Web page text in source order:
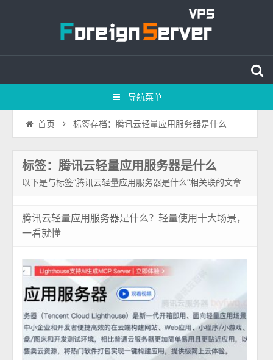
导航菜单
首页 标签存档：腾讯云轻量应用服务器是什么
标签：腾讯云轻量应用服务器是什么
以下是与标签“腾讯云轻量应用服务器是什么”相关联的文章
腾讯云轻量应用服务器是什么？轻量使用十大场景，
一看就懂